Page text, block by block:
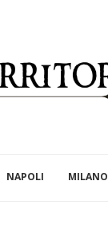
NAPOLI MILANO